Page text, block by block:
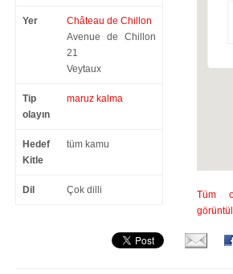
Yer
Château de Chillon
Avenue de Chillon
21
Veytaux
Tip
olayın
maruz kalma
Hedef
Kitle
tüm kamu
Dil Çok dilli
Tüm